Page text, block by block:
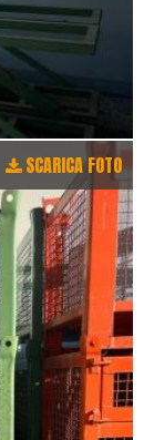
SCARICA FOTO